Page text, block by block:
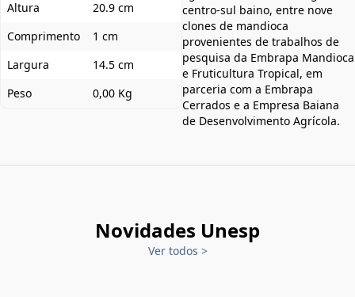
Altura
20.9 cm
Comprimento
1 cm
Largura
14.5 cm
Peso
0,00 Kg
centro-sul baino, entre nove
clones de mandioca
provenientes de trabalhos de
pesquisa da Embrapa Mandioca
e Fruticultura Tropical, em
parceria com a Embrapa
Cerrados e a Empresa Baiana
de Desenvolvimento Agrícola.
Novidades Unesp
Ver todos >